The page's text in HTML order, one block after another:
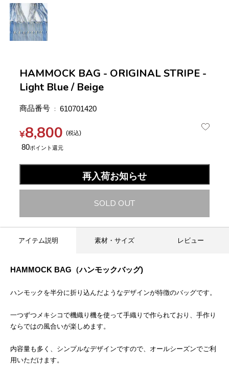
HAMMOCK BAG - ORIGINAL STRIPE -
Light Blue / Beige
商品番号 610701420
¥8,800 税込
80
再入荷お知らせ
SOLD OUT
アイテム説明 素材・サイズ レビュー
HAMMOCK BAG（ハンモックバッグ)
ハンモックを半分に折り込んだようなデザインが特徴のバッグです。
一つずつメキシコで機織り機を使って手織りで作られており、手作り
ならではの風合いが楽しめます。
内容量も多く、シンプルなデザインですので、オールシーズンでご利
用いただけます。